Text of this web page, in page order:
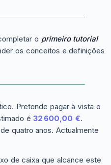
o primeiro tutorial
os conceitos e definições
Pretende pagar à vista o
é 32 600,00 €.
quatro anos. Actualmente
de caixa que alcance este